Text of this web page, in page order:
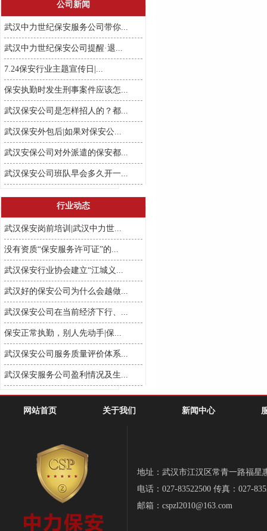
公司新闻
武汉中力世纪保安服务公司带你...
武汉中力世纪保安公司提醒·退...
7.24保安行业主题宣传日|...
保安执勤时发生刑事案件应该怎...
武汉保安公司是怎样招人的？都...
武汉保安外包后|如果对保安公...
武汉安保公司对外派遣的保安都...
武汉保安公司班队早会多久开一...
行业动态
武汉保安岗前培训|武汉中力世...
没有资质“保安服务许可证”的...
武汉保安行业协会建立“江城义...
武汉好的保安公司为什么会越做...
武汉保安公司在当前经济下行、...
保安正常执勤，别人先动手|保...
武汉保安公司服务质量评价体系...
武汉保安服务公司盈利情况及生...
网站首页 关于我们 新闻中心
地址：武汉市江汉区常青一路福星
电话：027-83522500 传真：027-
邮箱：cspzl2010@163.com